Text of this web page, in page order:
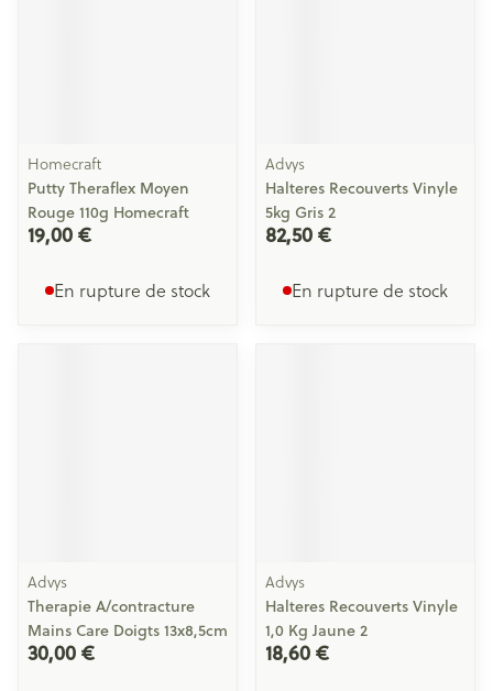
Homecraft
Putty Theraflex Moyen
Rouge 110g Homecraft
19,00 €
En rupture de stock
Advys
Halteres Recouverts Vinyle
5kg Gris 2
82,50 €
En rupture de stock
Advys
Therapie A/contracture
Mains Care Doigts 13x8,5cm
30,00 €
Advys
Halteres Recouverts Vinyle
1,0 Kg Jaune 2
18,60 €